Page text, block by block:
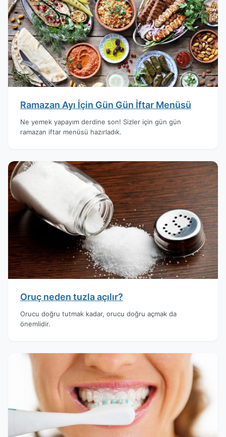
Ramazan Ayı İçin Gün Gün İftar Menüsü
Ne yemek yapayım derdine son! Sizler için gün gün
ramazan iftar menüsü hazırladık.
Oruç neden tuzla açılır?
Orucu doğru tutmak kadar, orucu doğru açmak da
önemlidir.